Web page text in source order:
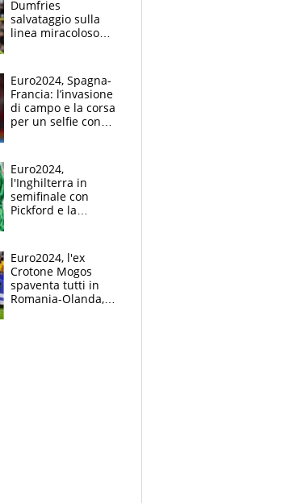
Dumfries
salvataggio sulla
linea miracoloso
montagne russe
Euro2024, Spagna-
Francia: l’invasione
di campo e la corsa
per un selfie con
Euro2024,
l'Inghilterra in
semifinale con
Pickford e la
tuffati a sinistra"
Euro2024, l'ex
Crotone Mogos
spaventa tutti in
Romania-Olanda,